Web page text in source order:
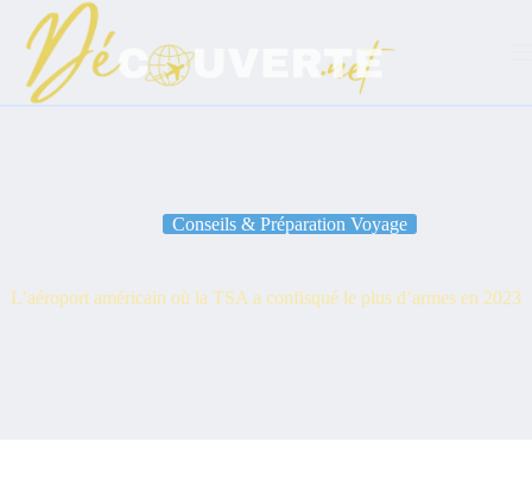
contenu
Conseils & Préparation Voyage
L’aéroport américain où la TSA a confisqué le plus d’armes en 2023